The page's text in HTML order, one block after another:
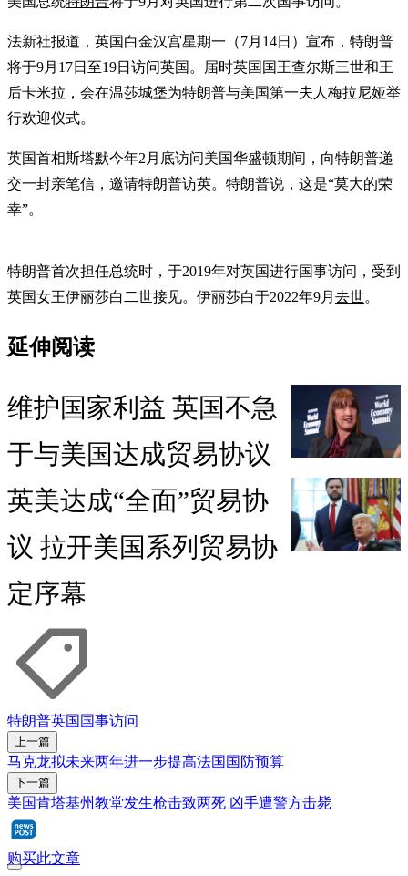
法新社报道，英国白金汉宫星期一（7月14日）宣布，特朗普
将于9月17日至19日访问英国。届时英国国王查尔斯三世和王
后卡米拉，会在温莎城堡为特朗普与美国第一夫人梅拉尼娅举
行欢迎仪式。
英国首相斯塔默今年2月底访问美国华盛顿期间，向特朗普递
交一封亲笔信，邀请特朗普访英。特朗普说，这是“莫大的荣
幸”。
特朗普首次担任总统时，于2019年对英国进行国事访问，受到
英国女王伊丽莎白二世接见。伊丽莎白于2022年9月 去世。
延伸阅读
维护国家利益 英国不急
于与美国达成贸易协议
英美达成“全面”贸易协
议 拉开美国系列贸易协
定序幕
特朗普英国 国事访问
上一篇
马克龙拟未来两年进一步提高法国国防预算
下一篇
美国肯塔基州教堂发生枪击致两死 凶手遭警方击毙
购买此文章